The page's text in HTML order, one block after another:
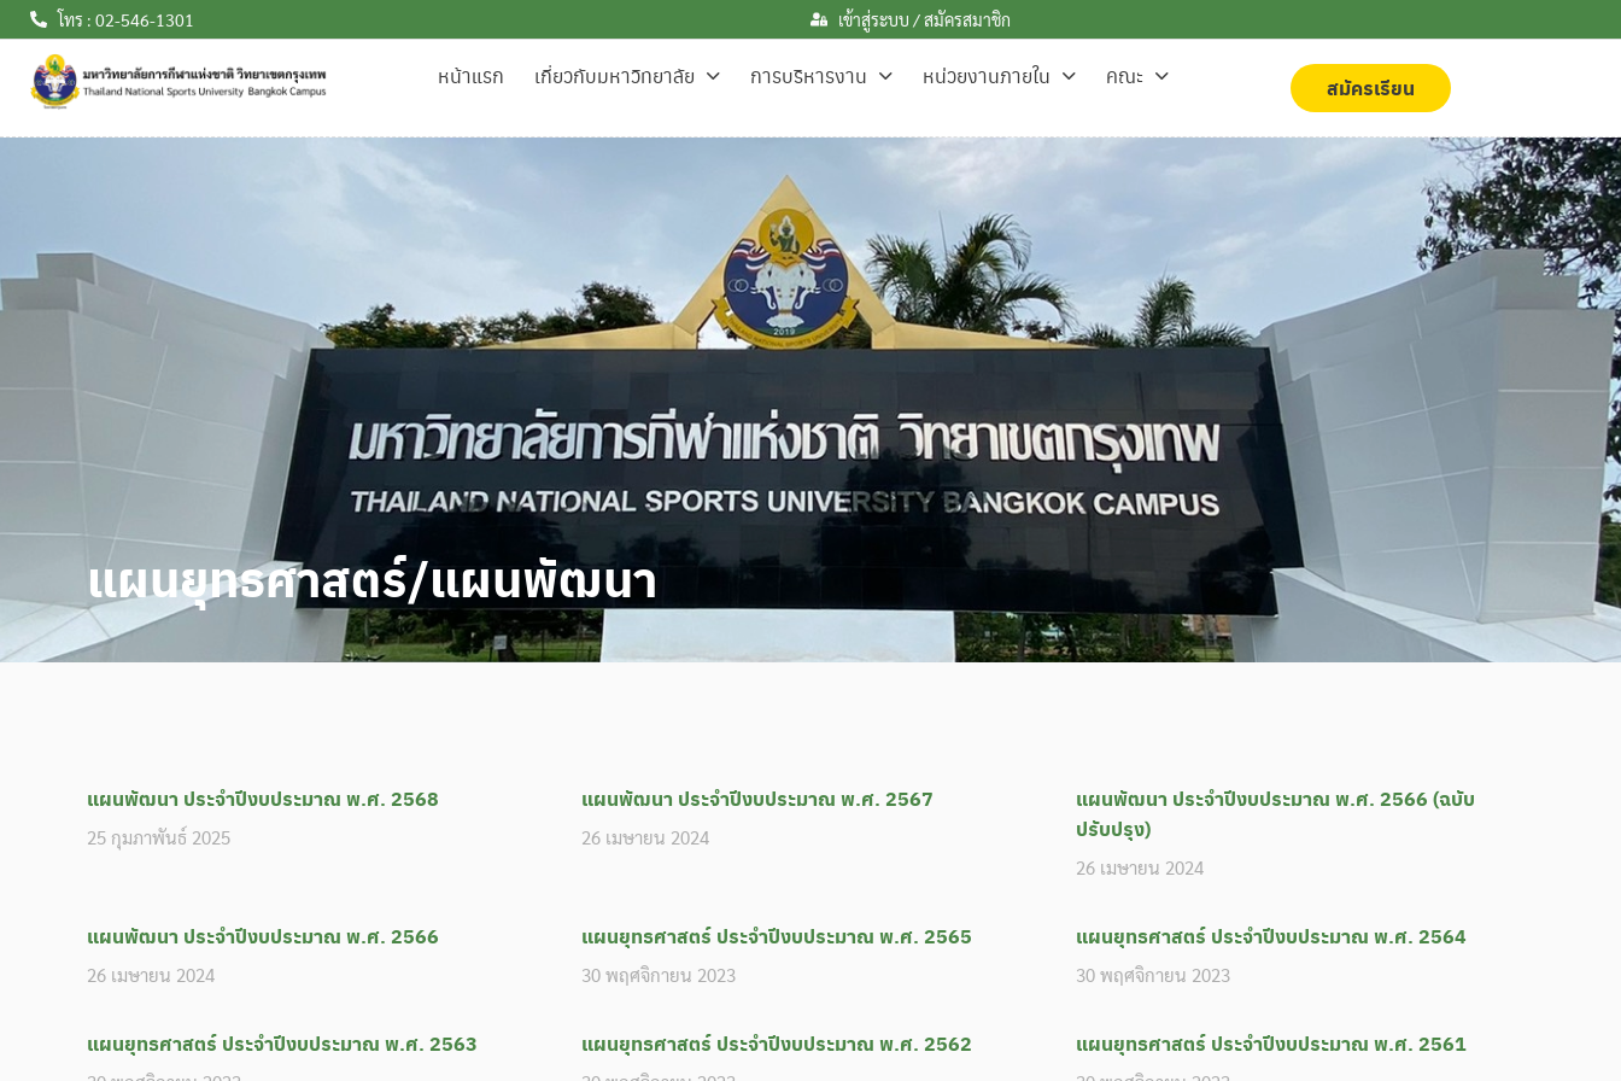
โทร : 02-546-1301 เข้าสู่ระบบ / สมัครสมาชิก
หน้าแรก เกี่ยวกับมหาวิทยาลัย การบริหารงาน หน่วยงานภายใน คณะ สมัครเรียน
แผนยุทธศาสตร์/แผนพัฒนา
แผนพัฒนา ประจำปีงบประมาณ พ.ศ. 2568
25 กุมภาพันธ์ 2025
แผนพัฒนา ประจำปีงบประมาณ พ.ศ. 2567
26 เมษายน 2024
แผนพัฒนา ประจำปีงบประมาณ พ.ศ. 2566 (ฉบับ
ปรับปรุง)
26 เมษายน 2024
แผนพัฒนา ประจำปีงบประมาณ พ.ศ. 2566
26 เมษายน 2024
แผนยุทธศาสตร์ ประจำปีงบประมาณ พ.ศ. 2565
30 พฤศจิกายน 2023
แผนยุทธศาสตร์ ประจำปีงบประมาณ พ.ศ. 2564
30 พฤศจิกายน 2023
แผนยุทธศาสตร์ ประจำปีงบประมาณ พ.ศ. 2563 แผนยุทธศาสตร์ ประจำปีงบประมาณ พ.ศ. 2562 แผนยุทธศาสตร์ ประจำปีงบประมาณ พ.ศ. 2561